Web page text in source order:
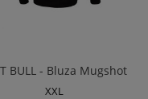
BULL - Bluza Mugshot
XXL